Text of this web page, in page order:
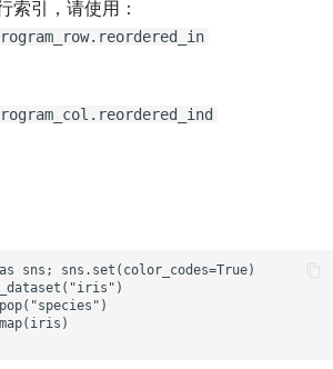
索引，请使用：
sns; sns.set(color_codes=True)